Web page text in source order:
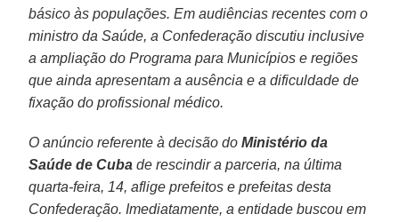
básico às populações. Em audiências recentes com o
ministro da Saúde, a Confederação discutiu inclusive
a ampliação do Programa para Municípios e regiões
que ainda apresentam a ausência e a dificuldade de
fixação do profissional médico.
O anúncio referente à decisão doMinistério da
Saúde de Cuba de rescindir a parceria, na última
quarta-feira, 14, aflige prefeitos e prefeitas desta
Confederação. Imediatamente, a entidade buscou em